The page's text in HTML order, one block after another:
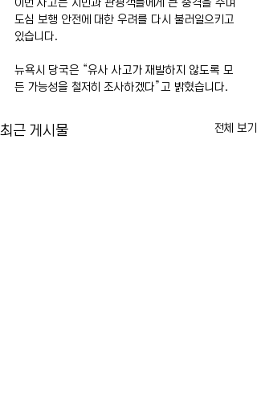
이번 사고는 시민과 관광객들에게 큰 충격을 주며
도심 보행 안전에 대한 우려를 다시 불러일으키고
있습니다.
뉴욕시 당국은 “유사 사고가 재발하지 않도록 모
든 가능성을 철저히 조사하겠다”고 밝혔습니다.
최근 게시물 전체 보기